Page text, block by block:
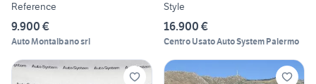
Reference
9.900 €
Auto Montalbano srl
Style
16.900 €
Centro Usato Auto System Palermo